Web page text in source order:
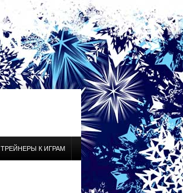
ТРЕЙНЕРЫ К ИГРАМ